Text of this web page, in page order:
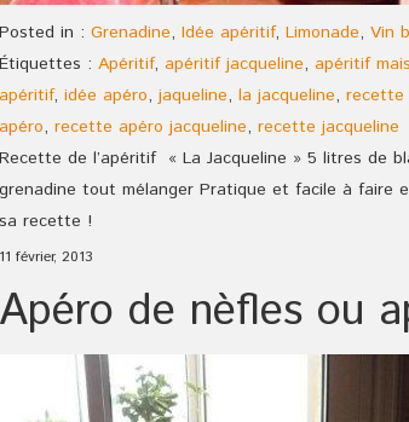
Posted in : Grenadine, Idée apéritif, Limonade, Vin
Étiquettes : Apéritif, apéritif jacqueline, apéritif
apéritif, idée apéro, jaqueline, la jacqueline, recette
apéro, recette apéro jacqueline, recette jacqueline
Recette de l’apéritif « La Jacqueline » 5 litres de
grenadine tout mélanger Pratique et facile à faire
sa recette !
11 février, 2013
Apéro de nèfles ou